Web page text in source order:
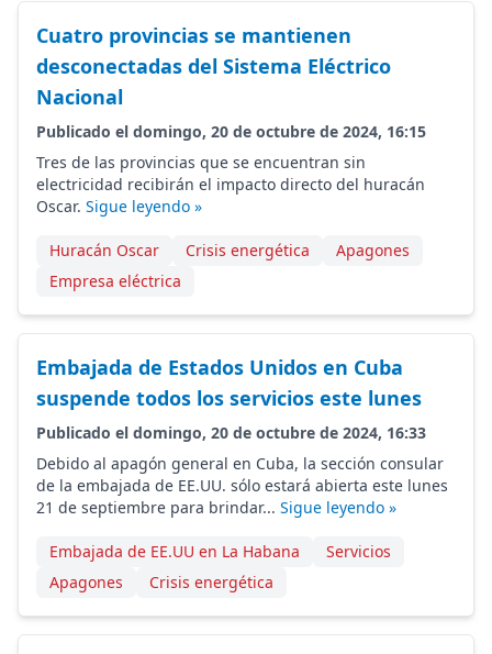
Cuatro provincias se mantienen
desconectadas del Sistema Eléctrico
Nacional
Publicado el domingo, 20 de octubre de 2024, 16:15
Tres de las provincias que se encuentran sin
electricidad recibirán el impacto directo del huracán
Oscar. Sigue leyendo »
Huracán Oscar Crisis energética
Apagones
Empresa eléctrica
Embajada de Estados Unidos en Cuba
suspende todos los servicios este lunes
Publicado el domingo, 20 de octubre de 2024, 16:33
Debido al apagón general en Cuba, la sección consular
de la embajada de EE.UU. sólo estará abierta este lunes
21 de septiembre para brindar... Sigue leyendo »
Embajada de EE.UU en La Habana
Servicios
Apagones
Crisis energética